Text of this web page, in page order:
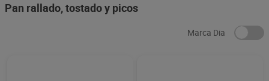
Pan rallado, tostado y picos
Marca Dia